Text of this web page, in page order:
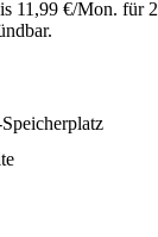
11,99 €/Mon. für 2